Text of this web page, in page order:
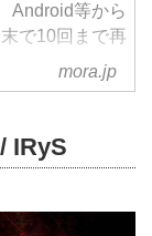
Android等から
で10回まで再
mora.jp
IRyS